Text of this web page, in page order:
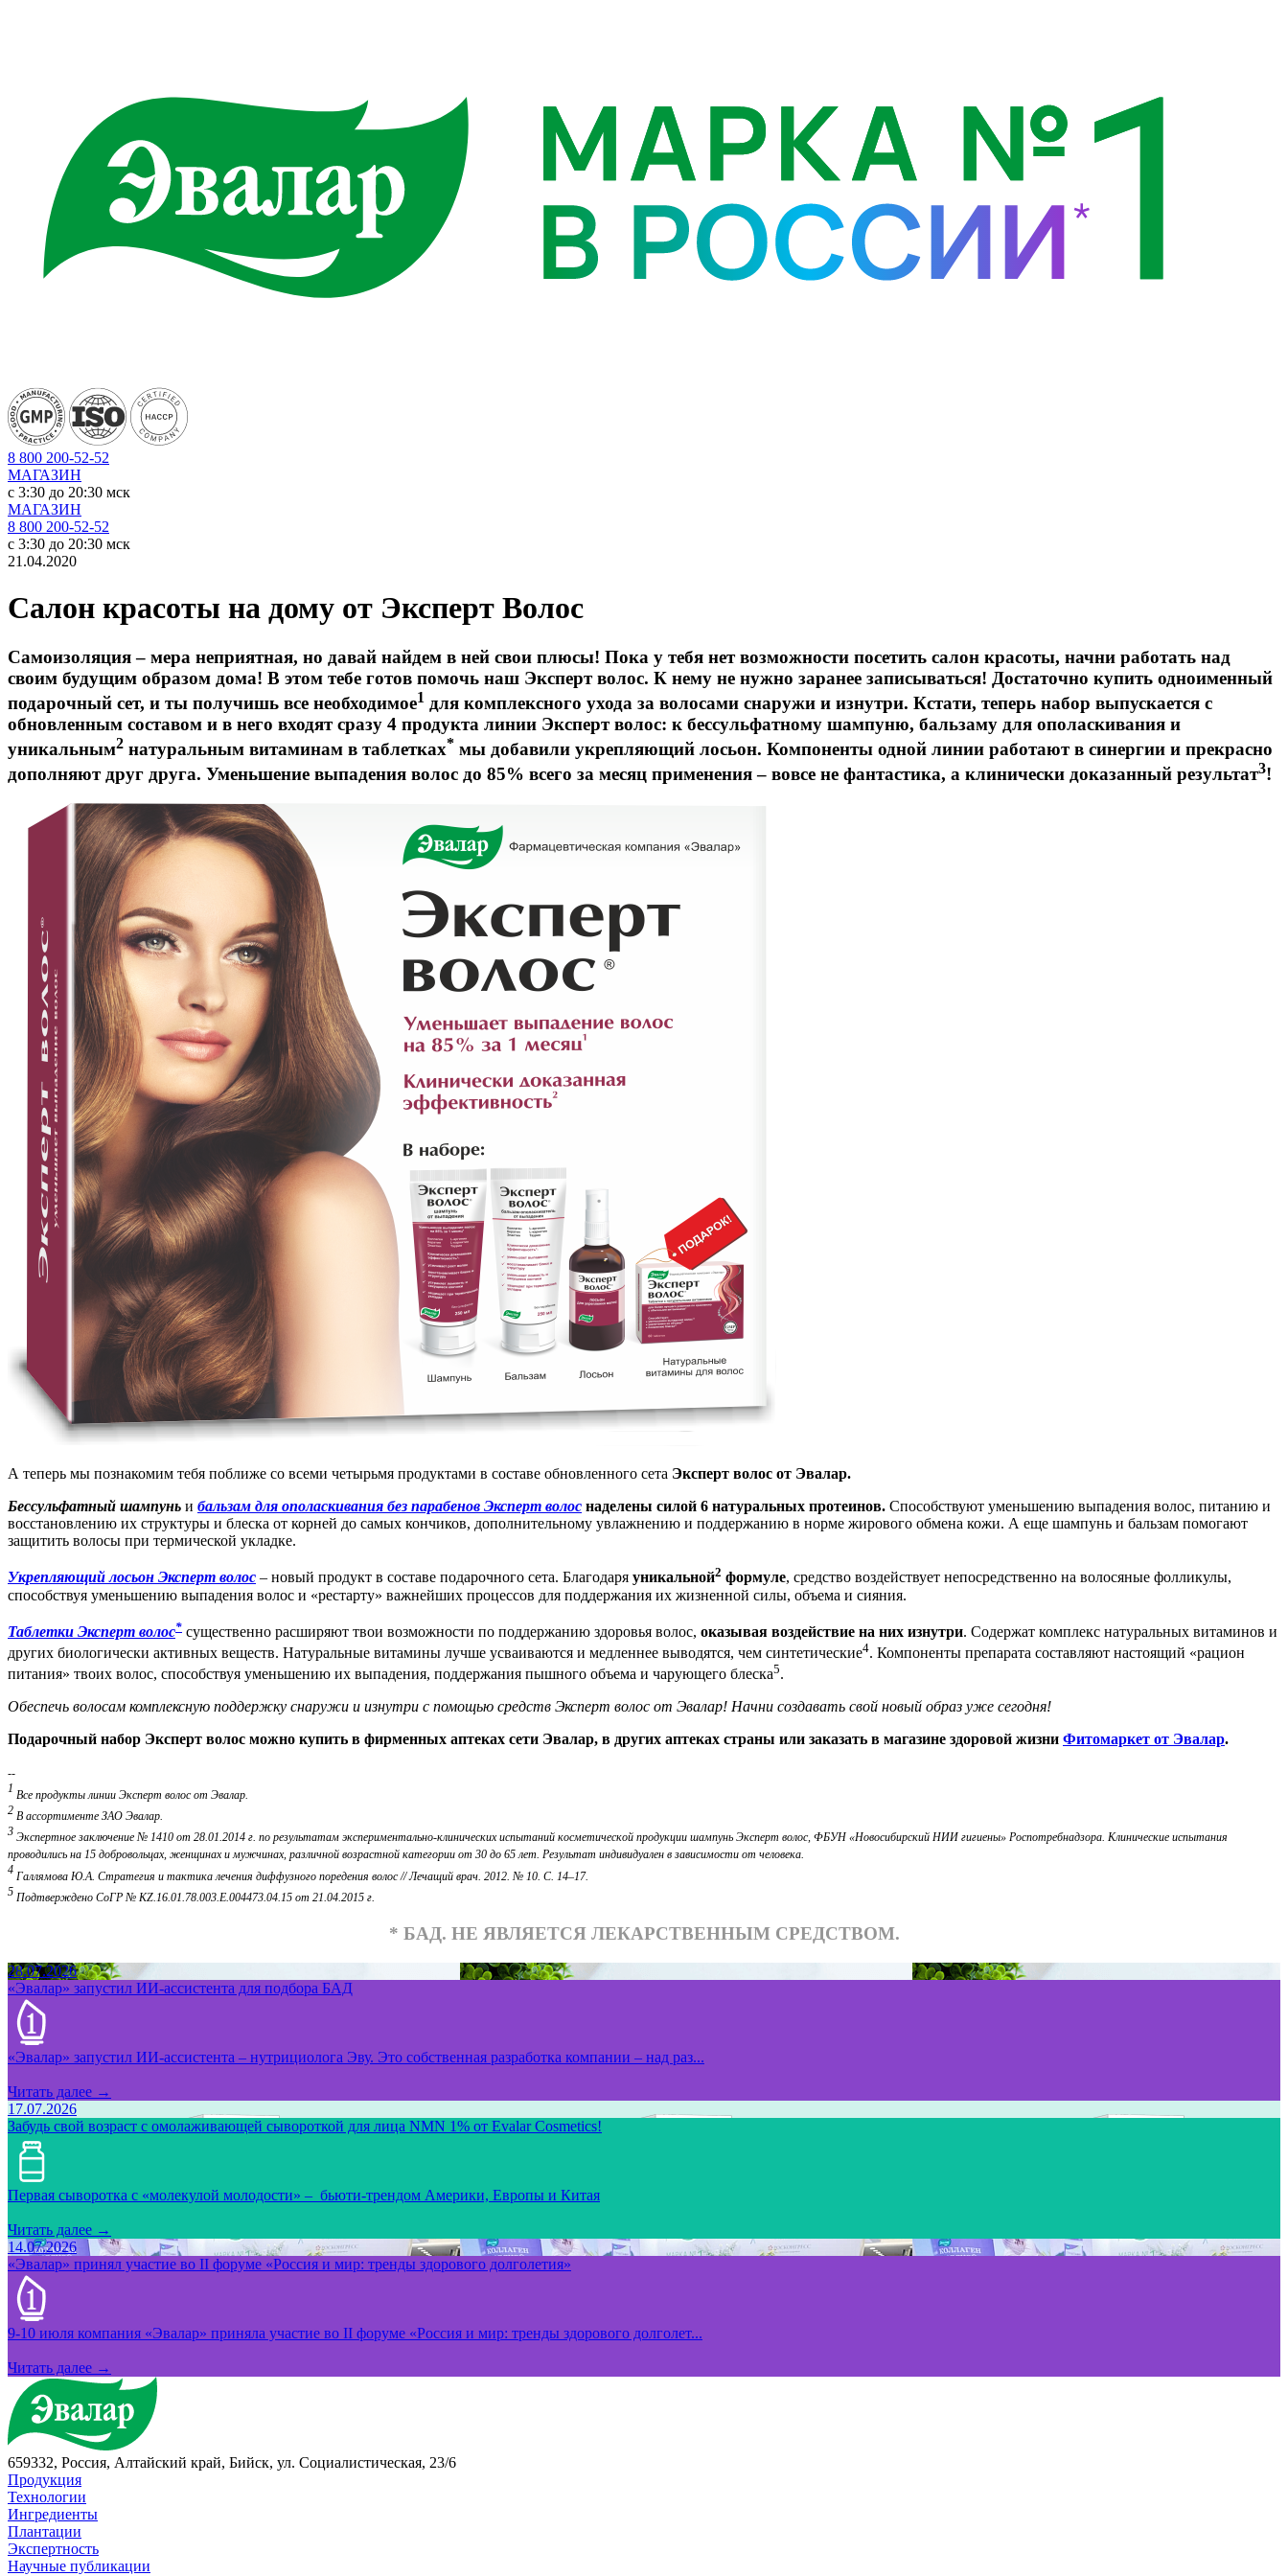
8 800 200-52-52
МАГАЗИН
c 3:30 до 20:30 мск
МАГАЗИН
8 800 200-52-52
c 3:30 до 20:30 мск
21.04.2020
Салон красоты на дому от Эксперт Волос
Самоизоляция – мера неприятная, но давай найдем в ней свои плюсы! Пока у тебя нет возможности посетить салон красоты, начни работать над
своим будущим образом дома! В этом тебе готов помочь наш Эксперт волос. К нему не нужно заранее записываться! Достаточно купить одноименный
подарочный сет, и ты получишь все необходимое1 для комплексного ухода за волосами снаружи и изнутри. Кстати, теперь набор выпускается с
обновленным составом и в него входят сразу 4 продукта линии Эксперт волос: к бессульфатному шампуню, бальзаму для ополаскивания и
уникальным2 натуральным витаминам в таблетках* мы добавили укрепляющий лосьон. Компоненты одной линии работают в синергии и прекрасно
дополняют друг друга. Уменьшение выпадения волос до 85% всего за месяц применения – вовсе не фантастика, а клинически доказанный результат3!
А теперь мы познакомим тебя поближе со всеми четырьмя продуктами в составе обновленного сета Эксперт волос от Эвалар.
Бессульфатный шампунь и бальзам для ополаскивания без парабенов Эксперт волос наделены силой 6 натуральных протеинов. Способствуют уменьшению выпадения волос, питанию и
восстановлению их структуры и блеска от корней до самых кончиков, дополнительному увлажнению и поддержанию в норме жирового обмена кожи. А еще шампунь и бальзам помогают
защитить волосы при термической укладке.
Укрепляющий лосьон Эксперт волос – новый продукт в составе подарочного сета. Благодаря уникальной2 формуле, средство воздействует непосредственно на волосяные фолликулы,
способствуя уменьшению выпадения волос и «рестарту» важнейших процессов для поддержания их жизненной силы, объема и сияния.
Таблетки Эксперт волос* существенно расширяют твои возможности по поддержанию здоровья волос, оказывая воздействие на них изнутри. Содержат комплекс натуральных витаминов и
других биологически активных веществ. Натуральные витамины лучше усваиваются и медленнее выводятся, чем синтетические4. Компоненты препарата составляют настоящий «рацион
питания» твоих волос, способствуя уменьшению их выпадения, поддержания пышного объема и чарующего блеска5.
Обеспечь волосам комплексную поддержку снаружи и изнутри с помощью средств Эксперт волос от Эвалар! Начни создавать свой новый образ уже сегодня!
Подарочный набор Эксперт волос можно купить в фирменных аптеках сети Эвалар, в других аптеках страны или заказать в магазине здоровой жизни Фитомаркет от Эвалар.
--
1 Все продукты линии Эксперт волос от Эвалар.
2 В ассортименте ЗАО Эвалар.
3 Экспертное заключение № 1410 от 28.01.2014 г. по результатам экспериментально-клинических испытаний косметической продукции шампунь Эксперт волос, ФБУН «Новосибирский НИИ гигиены» Роспотребнадзора. Клинические испытания
проводились на 15 добровольцах, женщинах и мужчинах, различной возрастной категории от 30 до 65 лет. Результат индивидуален в зависимости от человека.
4 Галлямова Ю.А. Стратегия и тактика лечения диффузного поредения волос // Лечащий врач. 2012. № 10. С. 14–17.
5 Подтверждено СоГР № KZ.16.01.78.003.E.004473.04.15 от 21.04.2015 г.
* БАД. НЕ ЯВЛЯЕТСЯ ЛЕКАРСТВЕННЫМ СРЕДСТВОМ.
28.07.2026
«Эвалар» запустил ИИ-ассистента для подбора БАД
«Эвалар» запустил ИИ-ассистента – нутрициолога Эву. Это собственная разработка компании – над раз...
Читать далее →
17.07.2026
Забудь свой возраст с омолаживающей сывороткой для лица NMN 1% от Evalar Cosmetics!
Первая сыворотка с «молекулой молодости» – бьюти-трендом Америки, Европы и Китая
Читать далее →
14.07.2026
«Эвалар» принял участие во II форуме «Россия и мир: тренды здорового долголетия»
9-10 июля компания «Эвалар» приняла участие во II форуме «Россия и мир: тренды здорового долголет...
Читать далее →
659332, Россия, Алтайский край, Бийск, ул. Социалистическая, 23/6
Продукция
Технологии
Ингредиенты
Плантации
Экспертность
Научные публикации